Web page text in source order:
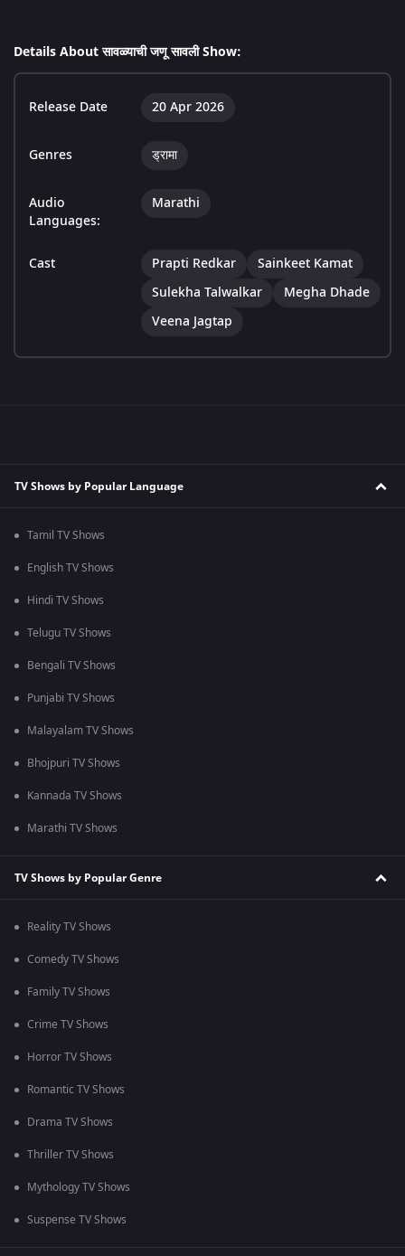
Details About सावळ्याची जणू सावली Show:
Release Date 20 Apr 2026
Genres ड्रामा
Audio
Languages:
Marathi
Cast Prapti Redkar
Sainkeet Kamat
Sulekha Talwalkar
Megha Dhade
Veena Jagtap
TV Shows by Popular Language
Tamil TV Shows
English TV Shows
Hindi TV Shows
Telugu TV Shows
Bengali TV Shows
Punjabi TV Shows
Malayalam TV Shows
Bhojpuri TV Shows
Kannada TV Shows
Marathi TV Shows
TV Shows by Popular Genre
Reality TV Shows
Comedy TV Shows
Family TV Shows
Crime TV Shows
Horror TV Shows
Romantic TV Shows
Drama TV Shows
Thriller TV Shows
Mythology TV Shows
Suspense TV Shows